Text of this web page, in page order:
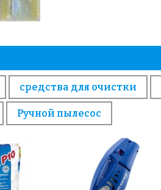
средства для очистки
Ручной пылесос